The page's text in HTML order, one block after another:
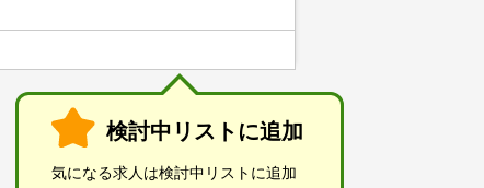
検討中リストに追加
気になる求人は検討中リストに追加